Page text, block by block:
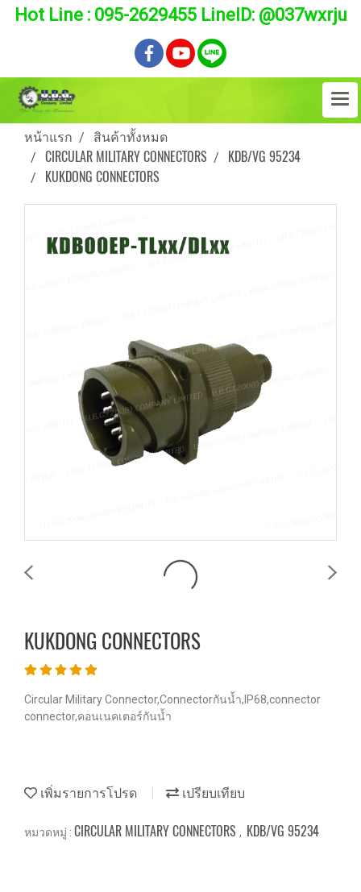
Hot Line : 095-2629455 LineID: @037wxrju
หน้าแรก
สินค้าทั้งหมด
CIRCULAR MILITARY CONNECTORS
KDB/VG 95234
KUKDONG CONNECTORS
KUKDONG CONNECTORS
Circular Military Connector,Connectorกันน้ำ,IP68,connector
connector,คอนเนคเตอร์กันน้ำ
เพิ่มรายการโปรด เปรียบเทียบ
หมวดหมู่ : CIRCULAR MILITARY CONNECTORS , KDB/VG 95234